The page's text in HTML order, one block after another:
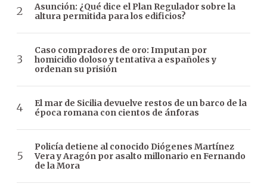
Asunción: ¿Qué dice el Plan Regulador sobre la
altura permitida para los edificios?
Caso compradores de oro: Imputan por
homicidio doloso y tentativa a españoles y
ordenan su prisión
El mar de Sicilia devuelve restos de un barco de la
época romana con cientos de ánforas
Policía detiene al conocido Diógenes Martínez
Vera y Aragón por asalto millonario en Fernando
de la Mora